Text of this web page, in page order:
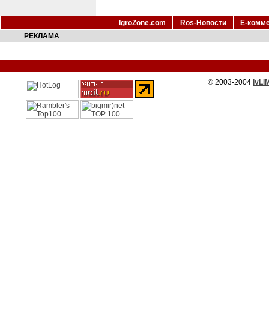
IgroZone.com Ros-Новости
Е-
РЕКЛАМА
© 2003-2004
: